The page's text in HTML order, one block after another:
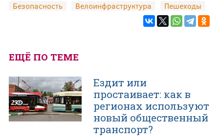
Безопасность
Велоинфраструктура Пешеходы
ЕЩЁ ПО ТЕМЕ
Ездит или
простаивает: как в
регионах используют
новый общественный
транспорт?